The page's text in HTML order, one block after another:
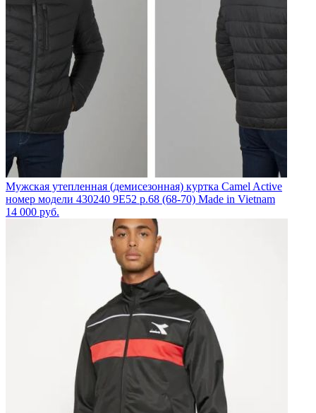
Мужская утепленная (демисезонная) куртка Camel Active
номер модели 430240 9E52 р.68 (68-70) Made in Vietnam
14 000 руб.